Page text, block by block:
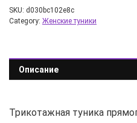
SKU: d030bc102e8c
Category: Женские туники
Описание
Трикотажная туника